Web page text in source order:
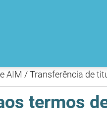
AIM / Transferência de
termos